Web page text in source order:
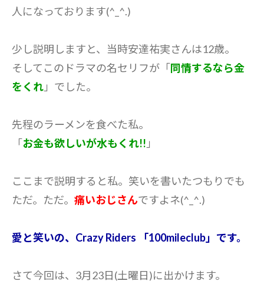
人になっております(^_^.)
少し説明しますと、当時安達祐実さんは12歳。
そしてこのドラマの名セリフが「同情するなら金
をくれ 」でした。
先程のラーメンを食べた私。
「お金も欲しいが水もくれ!! 」
ここまで説明すると私。笑いを書いたつもりでも
ただ。ただ。 痛いおじさんですよネ(^_^.)
愛と笑いの、Crazy Riders 「100mileclub」です。
さて今回は、3月23日(土曜日)に出かけます。